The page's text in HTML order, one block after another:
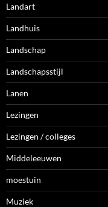
Landart
Landhuis
Landschap
Landschapsstijl
Lanen
Lezingen
Lezingen / colleges
Middeleeuwen
moestuin
Muziek